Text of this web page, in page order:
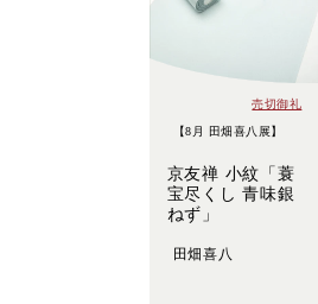
売切御礼
【8月 田畑喜八展】
京友禅 小紋「蓑
宝尽くし 青味銀
ねず」
田畑喜八